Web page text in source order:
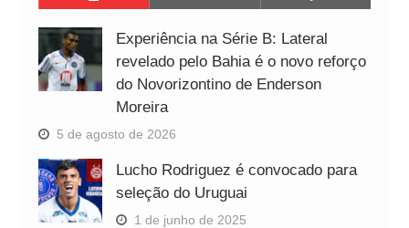
Experiência na Série B: Lateral
revelado pelo Bahia é o novo reforço
do Novorizontino de Enderson
Moreira
5 de agosto de 2026
Lucho Rodriguez é convocado para
seleção do Uruguai
1 de junho de 2025